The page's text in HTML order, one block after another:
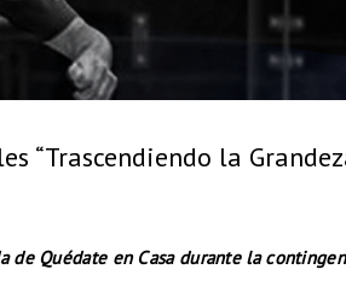
“Trascendiendo la
de Quédate en Casa durante la